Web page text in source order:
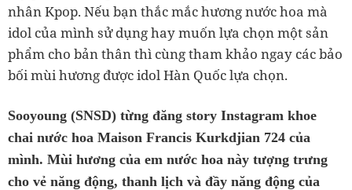
nhân Kpop. Nếu bạn thắc mắc hương nước hoa mà
idol của mình sử dụng hay muốn lựa chọn một sản
phẩm cho bản thân thì cùng tham khảo ngay các bảo
bối mùi hương được idol Hàn Quốc lựa chọn.
Sooyoung (SNSD) từng đăng story Instagram khoe
chai nước hoa Maison Francis Kurkdjian 724 của
mình. Mùi hương của em nước hoa này tượng trưng
cho vẻ năng động, thanh lịch và đầy năng động của